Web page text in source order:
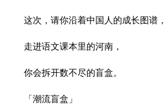
这次，请你沿着中国人的成长图谱，
走进语文课本里的河南，
你会拆开数不尽的盲盒。
「潮流盲盒」